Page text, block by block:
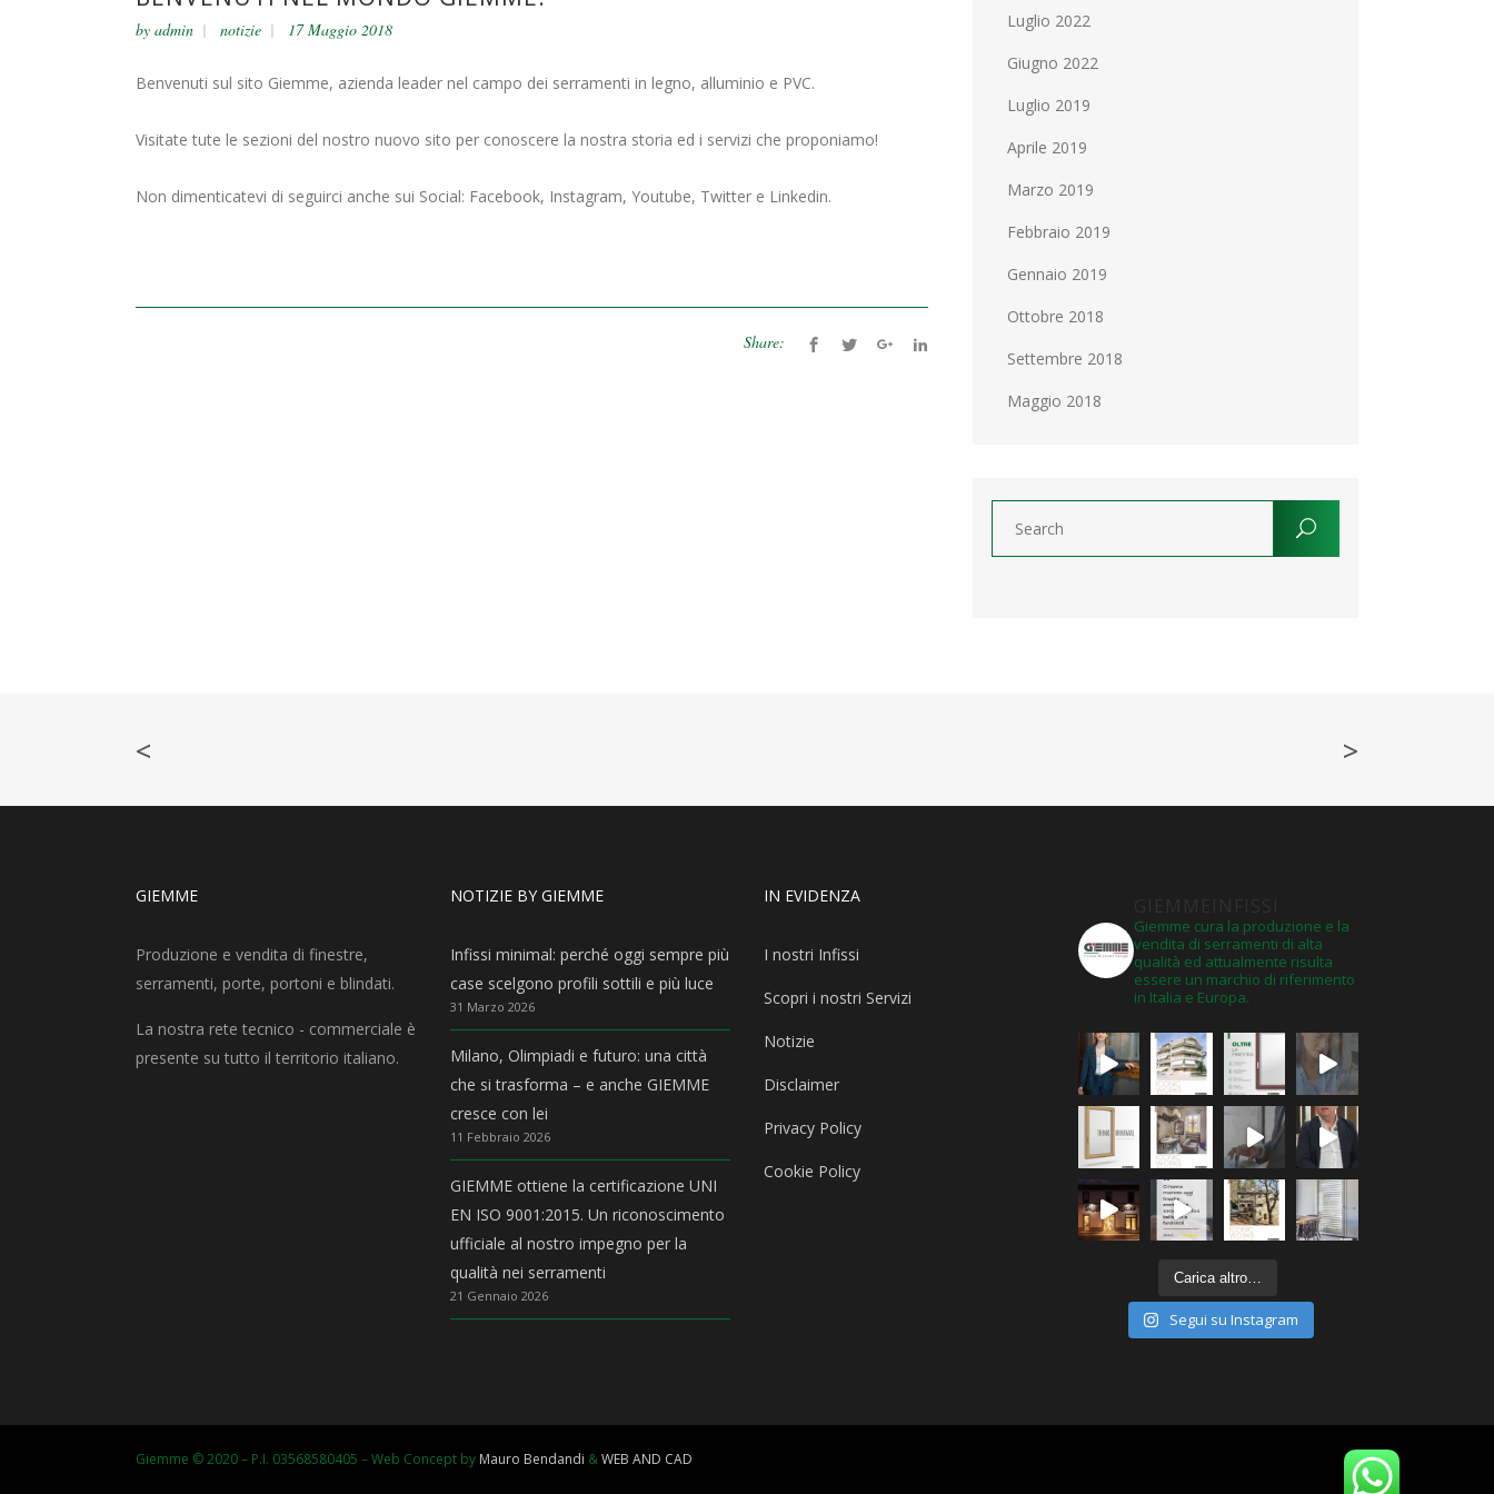
by admin notizie 17 Maggio 2018
Benvenuti sul sito Giemme, azienda leader nel campo dei serramenti in legno, alluminio e PVC.
Visitate tute le sezioni del nostro nuovo sito per conoscere la nostra storia ed i servizi che proponiamo!
Non dimenticatevi di seguirci anche sui Social: Facebook, Instagram, Youtube, Twitter e Linkedin.
Share:
Luglio 2022
Giugno 2022
Luglio 2019
Aprile 2019
Marzo 2019
Febbraio 2019
Gennaio 2019
Ottobre 2018
Settembre 2018
Maggio 2018
< >
GIEMME
Produzione e vendita di finestre,
serramenti, porte, portoni e blindati.
La nostra rete tecnico - commerciale è
presente su tutto il territorio italiano.
NOTIZIE BY GIEMME
Infissi minimal: perché oggi sempre più
case scelgono profili sottili e più luce
31 Marzo 2026
Milano, Olimpiadi e futuro: una città
che si trasforma – e anche GIEMME
cresce con lei
11 Febbraio 2026
GIEMME ottiene la certificazione UNI
EN ISO 9001:2015. Un riconoscimento
ufficiale al nostro impegno per la
qualità nei serramenti
21 Gennaio 2026
IN EVIDENZA
I nostri Infissi
Scopri i nostri Servizi
Notizie
Disclaimer
Privacy Policy
Cookie Policy
Giemme cura la produzione e la
vendita di serramenti di alta
qualità ed attualmente risulta
essere un marchio di riferimento
in Italia e Europa.
Carica altro…
Segui su Instagram
Giemme © 2020 – P.I. 03568580405 – Web Concept by Mauro Bendandi &WEB AND CAD